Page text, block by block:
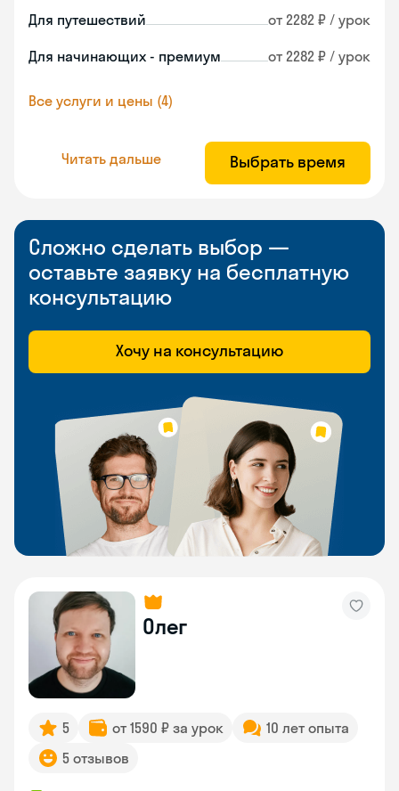
Для путешествий от 2282 ₽ / урок
Для начинающих - премиум от 2282 ₽ / урок
Все услуги и цены (4)
Читать дальше Выбрать время
Сложно сделать выбор —
оставьте заявку на бесплатную
консультацию
Хочу на консультацию
Олег
5 от 1590 ₽ за урок
10 лет опыта
5 отзывов